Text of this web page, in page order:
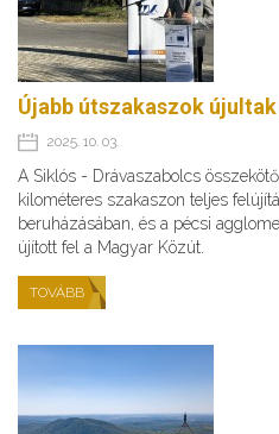
Újabb útszakaszok
2025. 10. 03.
A Siklós - Drávaszabolcs
kilométeres szakaszon teljes
beruházásában, és a pécsi
újított fel a Magyar Közút.
TOVÁBB